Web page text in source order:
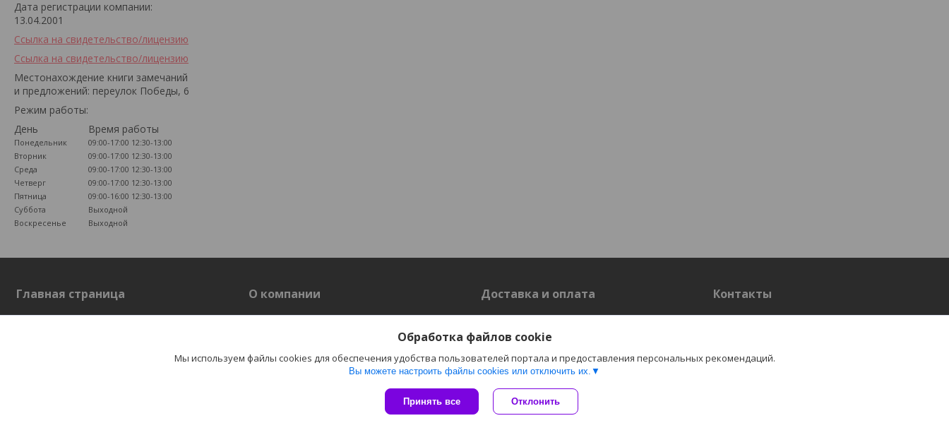
Дата регистрации компании:
13.04.2001
Ссылка на свидетельство/лицензию
Ссылка на свидетельство/лицензию
Местонахождение книги замечаний
и предложений: переулок Победы, 6
Режим работы:
День
Время работы
Понедельник 09:00-17:00 12:30-13:00
Вторник
09:00-17:00 12:30-13:00
Среда
09:00-17:00 12:30-13:00
Четверг
09:00-17:00 12:30-13:00
Пятница
09:00-16:00 12:30-13:00
Суббота
Выходной
Воскресенье
Выходной
Главная страница
Главная страница
О компании
О компании
Доставка и оплата
Доставка
Контакты
Контакты
Сайт создан на платформе Deal.by
Политика обработки файлов cookies
Обработка файлов cookie
Мы используем файлы cookies для обеспечения удобства пользователей портала и предоставления персональных рекомендаций.
Вы можете настроить файлы cookies или отключить их.
Принять все Отклонить
"Электро-Плюс" ОДО г. Гродно |
Пожаловаться на контент